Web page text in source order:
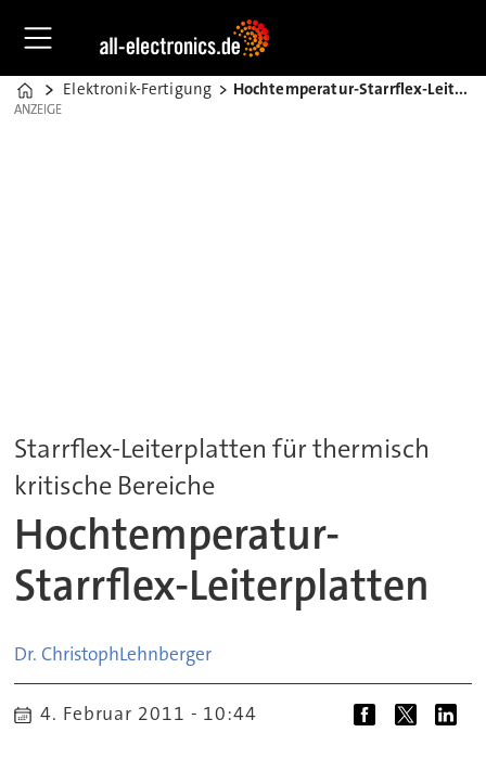
Home
Elektronik-Fertigung Hochtemperatur-Starrflex-Leiterplatten
ANZEIGE
ANZEIGE
Starrflex-Leiterplatten für thermisch
kritische Bereiche
Hochtemperatur-
Starrflex-Leiterplatten
Dr. ChristophLehnberger
4. Februar 2011 - 10:44